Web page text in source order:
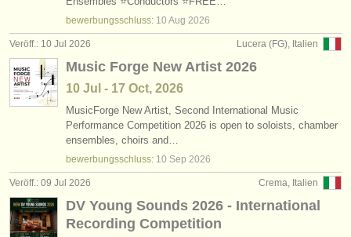
bewerbungsschluss: 10 Aug 2026
Lucera (FG), Italien
Veröff.: 10 Jul 2026
Music Forge New Artist 2026
10 Jul - 17 Oct, 2026
MusicForge New Artist, Second International Music
Performance Competition 2026 is open to soloists, chamber
ensembles, choirs and…
bewerbungsschluss: 10 Sep 2026
Crema, Italien
Veröff.: 09 Jul 2026
DV Young Sounds 2026 - International
Recording Competition